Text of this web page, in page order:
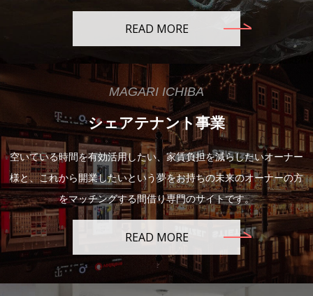
READ MORE
MAGARI ICHIBA
シェアテナント事業
空いている時間を有効活用したい、家賃負担を減らしたいオーナー
様と、これから開業したいという夢をお持ちの未来のオーナーの方
をマッチングする間借り専門のサイトです。
READ MORE